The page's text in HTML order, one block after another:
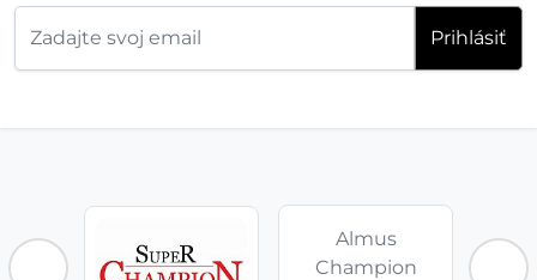
Prihlásiť
Almus
Champion